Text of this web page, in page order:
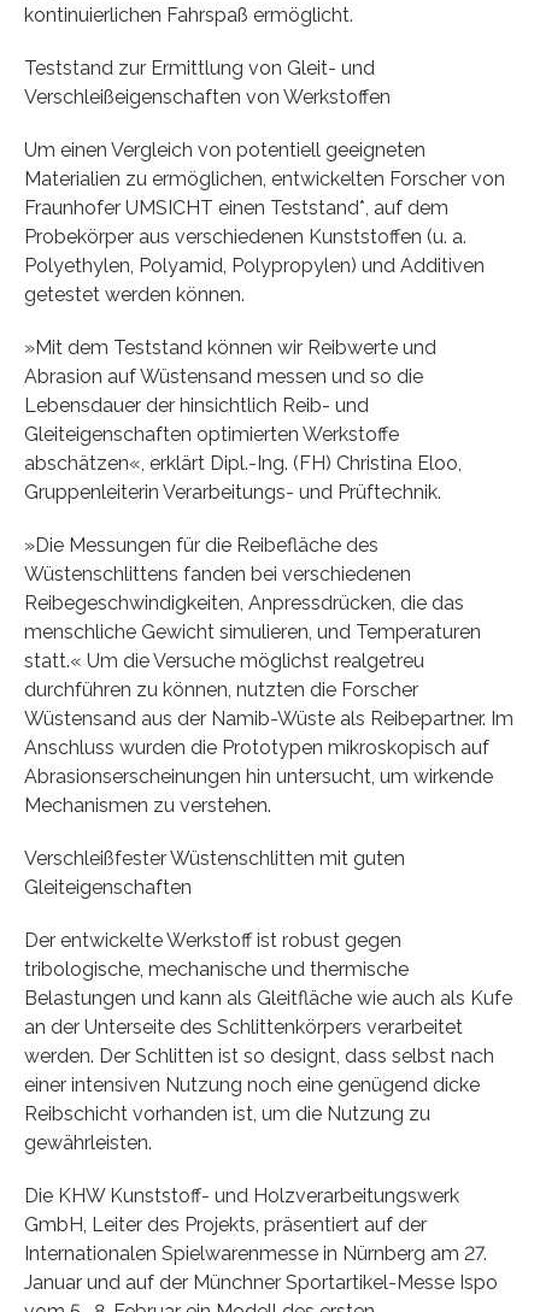
kontinuierlichen Fahrspaß ermöglicht.
Teststand zur Ermittlung von Gleit- und
Verschleißeigenschaften von Werkstoffen
Um einen Vergleich von potentiell geeigneten
Materialien zu ermöglichen, entwickelten Forscher von
Fraunhofer UMSICHT einen Teststand*, auf dem
Probekörper aus verschiedenen Kunststoffen (u. a.
Polyethylen, Polyamid, Polypropylen) und Additiven
getestet werden können.
»Mit dem Teststand können wir Reibwerte und
Abrasion auf Wüstensand messen und so die
Lebensdauer der hinsichtlich Reib- und
Gleiteigenschaften optimierten Werkstoffe
abschätzen«, erklärt Dipl.-Ing. (FH) Christina Eloo,
Gruppenleiterin Verarbeitungs- und Prüftechnik.
»Die Messungen für die Reibefläche des
Wüstenschlittens fanden bei verschiedenen
Reibegeschwindigkeiten, Anpressdrücken, die das
menschliche Gewicht simulieren, und Temperaturen
statt.« Um die Versuche möglichst realgetreu
durchführen zu können, nutzten die Forscher
Wüstensand aus der Namib-Wüste als Reibepartner. Im
Anschluss wurden die Prototypen mikroskopisch auf
Abrasionserscheinungen hin untersucht, um wirkende
Mechanismen zu verstehen.
Verschleißfester Wüstenschlitten mit guten
Gleiteigenschaften
Der entwickelte Werkstoff ist robust gegen
tribologische, mechanische und thermische
Belastungen und kann als Gleitfläche wie auch als Kufe
an der Unterseite des Schlittenkörpers verarbeitet
werden. Der Schlitten ist so designt, dass selbst nach
einer intensiven Nutzung noch eine genügend dicke
Reibschicht vorhanden ist, um die Nutzung zu
gewährleisten.
Die KHW Kunststoff- und Holzverarbeitungswerk
GmbH, Leiter des Projekts, präsentiert auf der
Internationalen Spielwarenmesse in Nürnberg am 27.
Januar und auf der Münchner Sportartikel-Messe Ispo